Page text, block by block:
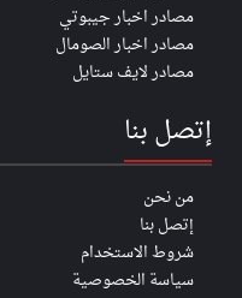
مصادر اخبار جيبوتي
مصادر اخبار الصومال
مصادر لايف ستايل
إتصل بنا
من نحن
إتصل بنا
شروط الاستخدام
سياسة الخصوصية